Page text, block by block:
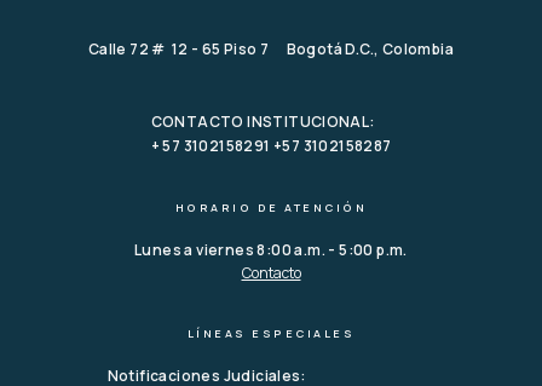
Calle 72 # 12 - 65 Piso 7 Bogotá D.C., Colombia
CONTACTO INSTITUCIONAL:
+ 57 3102158291 +57 3102158287
HORARIO DE ATENCIÓN
Lunes a viernes 8:00 a.m. - 5:00 p.m.
Contacto
LÍNEAS ESPECIALES
Notificaciones Judiciales: